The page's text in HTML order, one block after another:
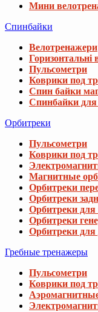
Мини
Спинбайки
Велотренажери
Горизонтальні
Пульсометри
Коврики под
Спин байки
Спинбайки для
Орбитреки
Пульсометри
Коврики под
Магнитные
Орбитреки
Орбитреки
Орбитреки для
Орбитреки
Орбитреки для
Гребные тренажеры
Пульсометри
Коврики под